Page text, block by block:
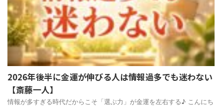
2026年後半に金運が伸びる人は情報過多でも迷わない
【斎藤一人】
情報が多すぎる時代だからこそ「選ぶ力」が金運を左右する♪ こんにち